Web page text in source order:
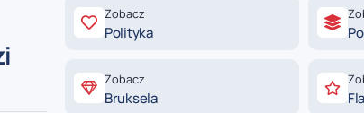
Zobacz
Polityka
Zobacz
Bruksela